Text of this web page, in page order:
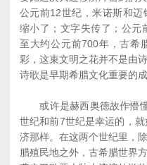
公元前12世纪，米诺斯和
缩小了；文字失传了；公元
至大约公元前700年，古希
彩，这束文明之花并不是由
诗歌是早期希腊文化重要的成
或许是赫西奥德故作懵懂
世纪和前7世纪是幸运的，
济那样。在这两个世纪里，
腊殖民地之外，古希腊世界